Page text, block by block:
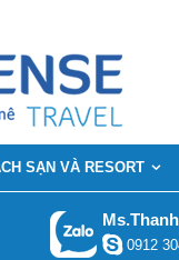
SẠN VÀ RESORT
0912